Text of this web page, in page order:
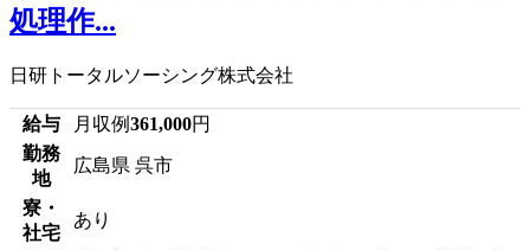
処理作...
日研トータルソーシング株式会社
給与 月収例361,000円
勤務
地
広島県 呉市
寮・
社宅
あり